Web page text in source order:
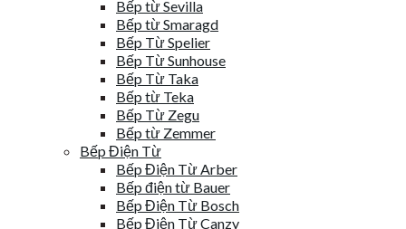
Bếp từ Sevilla
Bếp từ Smaragd
Bếp Từ Spelier
Bếp Từ Sunhouse
Bếp Từ Taka
Bếp từ Teka
Bếp Từ Zegu
Bếp từ Zemmer
Bếp Điện Từ
Bếp Điện Từ Arber
Bếp điện từ Bauer
Bếp Điện Từ Bosch
Bếp Điện Từ Canzy